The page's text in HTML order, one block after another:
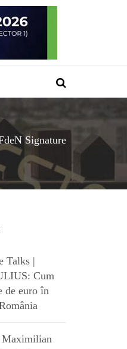
Signature
Talks |
Cum
de euro în